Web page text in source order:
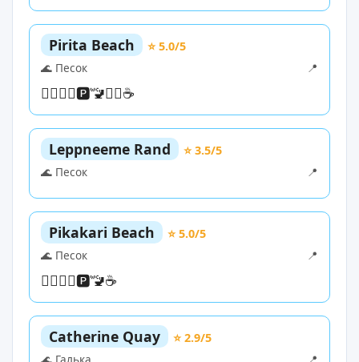
Pirita Beach
⭐ 5.0/5
🌊 Песок
📍
🏊‍♀️🏄‍♀️🅿️🚾🏄‍♀️☕
Leppneeme Rand
⭐ 3.5/5
🌊 Песок
📍
Pikakari Beach
⭐ 5.0/5
🌊 Песок
📍
🏊‍♀️🏄‍♀️🅿️🚾☕
Catherine Quay
⭐ 2.9/5